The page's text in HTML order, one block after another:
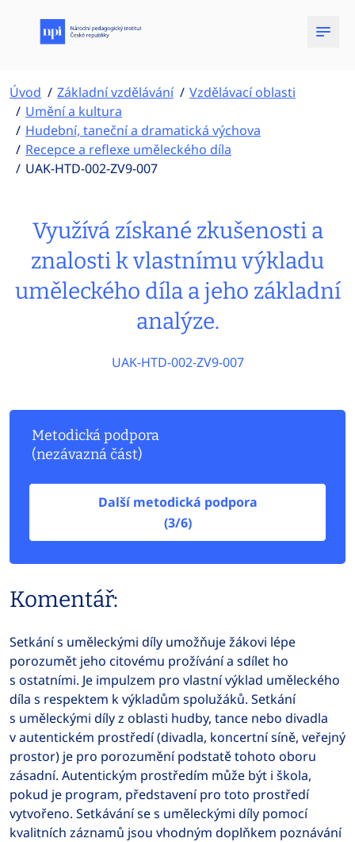
Úvod Základní vzdělávání
Vzdělávací oblasti
Umění a kultura
Hudební, taneční a dramatická výchova
Recepce a reflexe uměleckého díla
UAK-HTD-002-ZV9-007
Využívá získané zkušenosti a
znalosti k vlastnímu výkladu
uměleckého díla a jeho základní
analýze.
UAK-HTD-002-ZV9-007
Metodická podpora
(nezávazná část)
Další metodická podpora
(3/6)
Komentář:
Setkání s uměleckými díly umožňuje žákovi lépe
porozumět jeho citovému prožívání a sdílet ho
s ostatními. Je impulzem pro vlastní výklad uměleckého
díla s respektem k výkladům spolužáků. Setkání
s uměleckými díly z oblasti hudby, tance nebo divadla
v autentickém prostředí (divadla, koncertní síně, veřejný
prostor) je pro porozumění podstatě tohoto oboru
zásadní. Autentickým prostředím může být i škola,
pokud je program, představení pro toto prostředí
vytvořeno. Setkávání se s uměleckými díly pomocí
kvalitních záznamů jsou vhodným doplňkem poznávání